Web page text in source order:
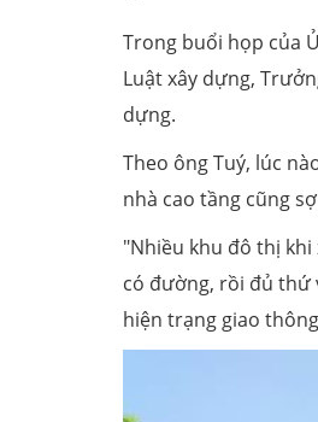
Trong buổi họp của
Luật xây dựng,
dựng.
Theo ông Tuý, lúc
nhà cao tầng cũng
"Nhiều khu đô thị
có đường, rồi đủ thứ
hiện trạng giao